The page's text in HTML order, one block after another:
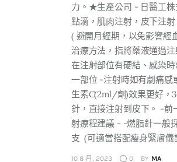
力。★生產公司 - 日醫工
點滴，肌肉注射，皮下注
( 避開月經期，以免影響經
治療方法，指將藥液通過
在注射部位有硬結、感染
一部位 -注射時如有劇痛感
生素C(2ml/劑)效果更好，
針，直接注射到皮下。 -前
射療程建議 - -燃脂針一般
支 (可適當搭配瘦身緊膚
10 8 月, 2023 0 BY MA